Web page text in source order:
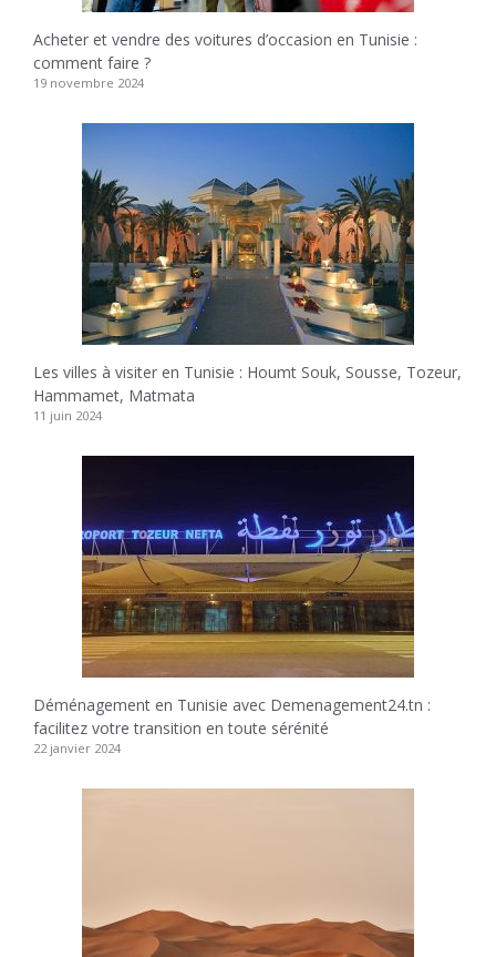
Acheter et vendre des voitures d’occasion en Tunisie :
comment faire ?
19 novembre 2024
Les villes à visiter en Tunisie : Houmt Souk, Sousse, Tozeur,
Hammamet, Matmata
11 juin 2024
Déménagement en Tunisie avec Demenagement24.tn :
facilitez votre transition en toute sérénité
22 janvier 2024